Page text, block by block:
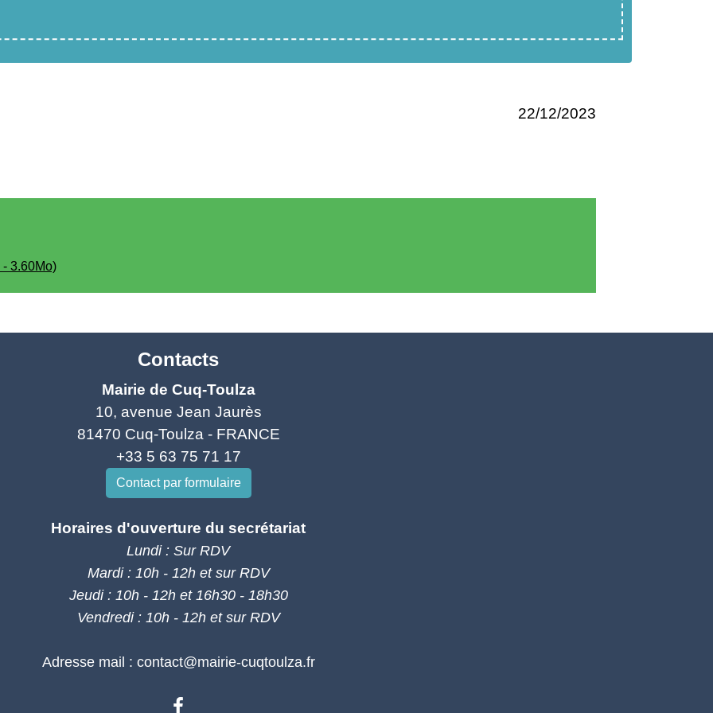
22/12/2023
3.60Mo)
Contacts
Mairie de Cuq-Toulza
10, avenue Jean Jaurès
81470 Cuq-Toulza - FRANCE
+33 5 63 75 71 17
Contact par formulaire
Horaires d'ouverture du secrétariat
Lundi : Sur RDV
Mardi : 10h - 12h et sur RDV
Jeudi : 10h - 12h et 16h30 - 18h30
Vendredi : 10h - 12h et sur RDV
Adresse mail : contact@mairie-cuqtoulza.fr